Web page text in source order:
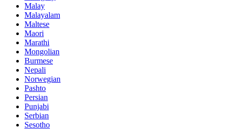
Malay
Malayalam
Maltese
Maori
Marathi
Mongolian
Burmese
Nepali
Norwegian
Pashto
Persian
Punjabi
Serbian
Sesotho